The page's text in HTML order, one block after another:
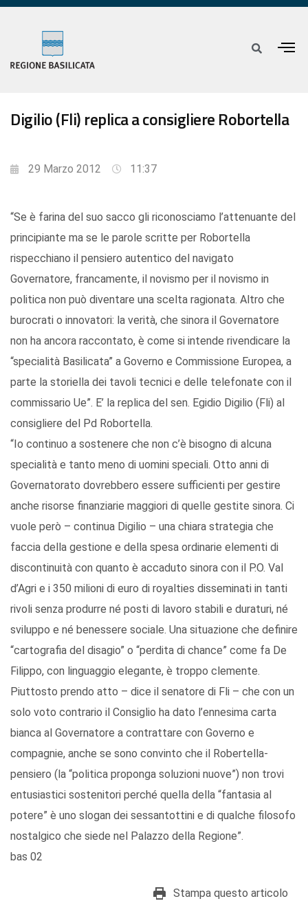
Digilio (Fli) replica a consigliere Robortella
29 Marzo 2012 11:37
“Se è farina del suo sacco gli riconosciamo l’attenuante del
principiante ma se le parole scritte per Robortella
rispecchiano il pensiero autentico del navigato
Governatore, francamente, il novismo per il novismo in
politica non può diventare una scelta ragionata. Altro che
burocrati o innovatori: la verità, che sinora il Governatore
non ha ancora raccontato, è come si intende rivendicare la
“specialità Basilicata” a Governo e Commissione Europea, a
parte la storiella dei tavoli tecnici e delle telefonate con il
commissario Ue”. E’ la replica del sen. Egidio Digilio (Fli) al
consigliere del Pd Robortella.
“Io continuo a sostenere che non c’è bisogno di alcuna
specialità e tanto meno di uomini speciali. Otto anni di
Governatorato dovrebbero essere sufficienti per gestire
anche risorse finanziarie maggiori di quelle gestite sinora. Ci
vuole però – continua Digilio – una chiara strategia che
faccia della gestione e della spesa ordinarie elementi di
discontinuità con quanto è accaduto sinora con il P.O. Val
d’Agri e i 350 milioni di euro di royalties disseminati in tanti
rivoli senza produrre né posti di lavoro stabili e duraturi, né
sviluppo e né benessere sociale. Una situazione che definire
“cartografia del disagio” o “perdita di chance” come fa De
Filippo, con linguaggio elegante, è troppo clemente.
Piuttosto prendo atto – dice il senatore di Fli – che con un
solo voto contrario il Consiglio ha dato l’ennesima carta
bianca al Governatore a contrattare con Governo e
compagnie, anche se sono convinto che il Robertella-
pensiero (la “politica proponga soluzioni nuove”) non trovi
entusiastici sostenitori perché quella della “fantasia al
potere” è uno slogan dei sessantottini e di qualche filosofo
nostalgico che siede nel Palazzo della Regione”.
bas 02
Stampa questo articolo